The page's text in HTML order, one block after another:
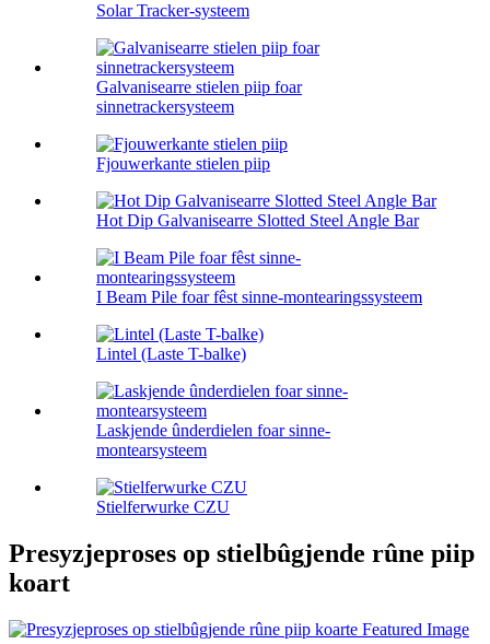
Solar Tracker-systeem
Galvanisearre stielen piip foar
sinnetrackersysteem
Fjouwerkante stielen piip
Hot Dip Galvanisearre Slotted Steel Angle Bar
I Beam Pile foar fêst sinne-montearingssysteem
Lintel (Laste T-balke)
Laskjende ûnderdielen foar sinne-
montearsysteem
Stielferwurke CZU
Presyzjeproses op stielbûgjende rûne piip
koart